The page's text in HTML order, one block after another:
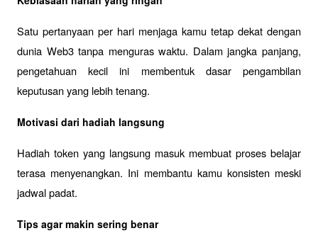
Satu pertanyaan per hari menjaga kamu tetap dekat dengan
dunia Web3 tanpa menguras waktu. Dalam jangka panjang,
pengetahuan kecil ini membentuk dasar pengambilan
keputusan yang lebih tenang.
Motivasi dari hadiah langsung
Hadiah token yang langsung masuk membuat proses belajar
terasa menyenangkan. Ini membantu kamu konsisten meski
jadwal padat.
Tips agar makin sering benar